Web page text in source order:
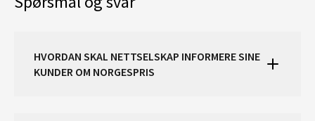
HVORDAN SKAL NETTSELSKAP INFORMERE SINE
KUNDER OM NORGESPRIS